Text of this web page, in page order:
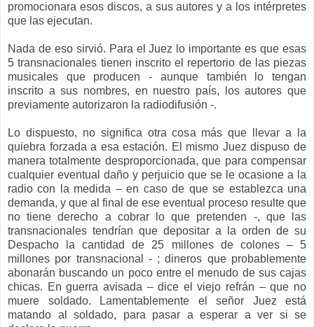
promocionara esos discos, a sus autores y a los intérpretes
que las ejecutan.
Nada de eso sirvió. Para el Juez lo importante es que esas
5 transnacionales tienen inscrito el repertorio de las piezas
musicales que producen - aunque también lo tengan
inscrito a sus nombres, en nuestro país, los autores que
previamente autorizaron la radiodifusión -.
Lo dispuesto, no significa otra cosa más que llevar a la
quiebra forzada a esa estación. El mismo Juez dispuso de
manera totalmente desproporcionada, que para compensar
cualquier eventual daño y perjuicio que se le ocasione a la
radio con la medida – en caso de que se establezca una
demanda, y que al final de ese eventual proceso resulte que
no tiene derecho a cobrar lo que pretenden -, que las
transnacionales tendrían que depositar a la orden de su
Despacho la cantidad de 25 millones de colones – 5
millones por transnacional - ; dineros que probablemente
abonarán buscando un poco entre el menudo de sus cajas
chicas. En guerra avisada – dice el viejo refrán – que no
muere soldado. Lamentablemente el señor Juez está
matando al soldado, para pasar a esperar a ver si se